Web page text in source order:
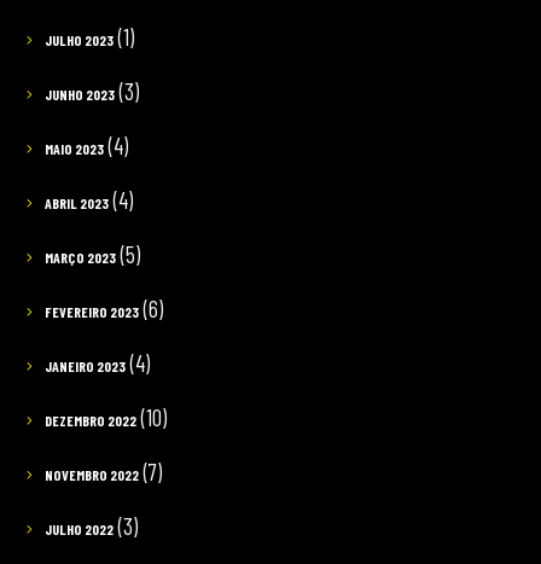
JULHO 2023(1)
JUNHO 2023(3)
MAIO 2023(4)
ABRIL 2023(4)
MARÇO 2023(5)
FEVEREIRO 2023(6)
JANEIRO 2023(4)
DEZEMBRO 2022(10)
NOVEMBRO 2022(7)
JULHO 2022(3)